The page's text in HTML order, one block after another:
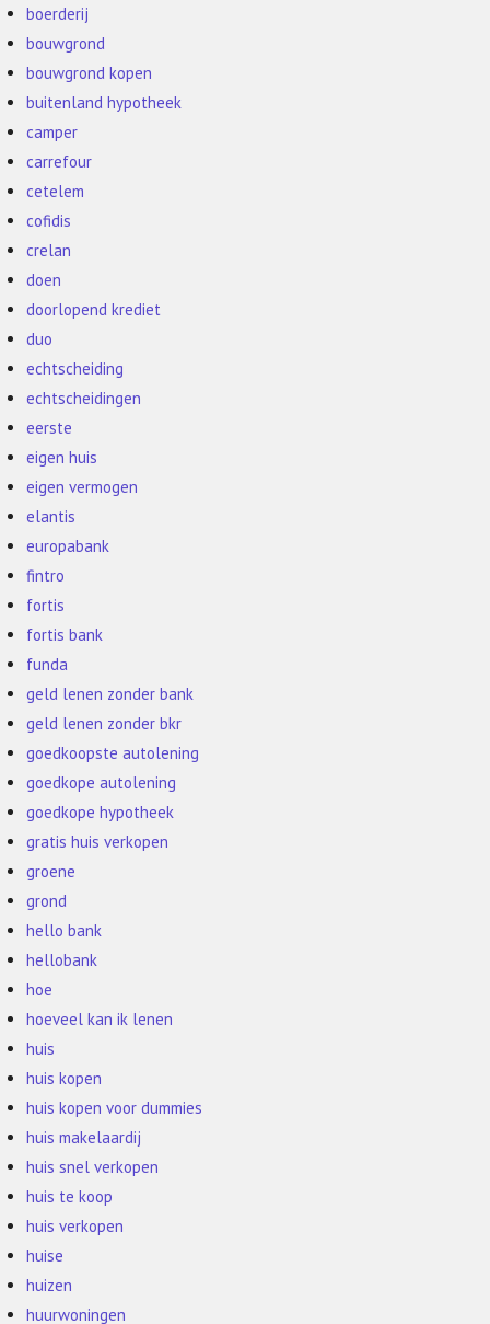
boerderij
bouwgrond
bouwgrond kopen
buitenland hypotheek
camper
carrefour
cetelem
cofidis
crelan
doen
doorlopend krediet
duo
echtscheiding
echtscheidingen
eerste
eigen huis
eigen vermogen
elantis
europabank
fintro
fortis
fortis bank
funda
geld lenen zonder bank
geld lenen zonder bkr
goedkoopste autolening
goedkope autolening
goedkope hypotheek
gratis huis verkopen
groene
grond
hello bank
hellobank
hoe
hoeveel kan ik lenen
huis
huis kopen
huis kopen voor dummies
huis makelaardij
huis snel verkopen
huis te koop
huis verkopen
huise
huizen
huurwoningen